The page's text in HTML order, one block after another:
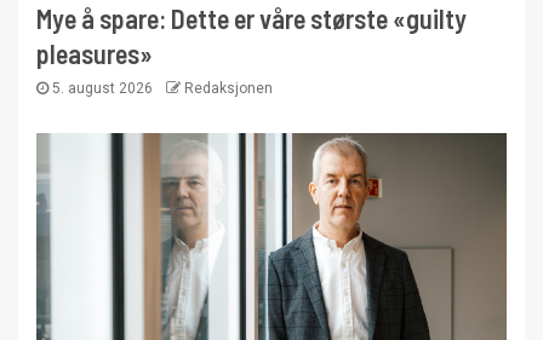
Mye å spare: Dette er våre største «guilty
pleasures»
5. august 2026 Redaksjonen